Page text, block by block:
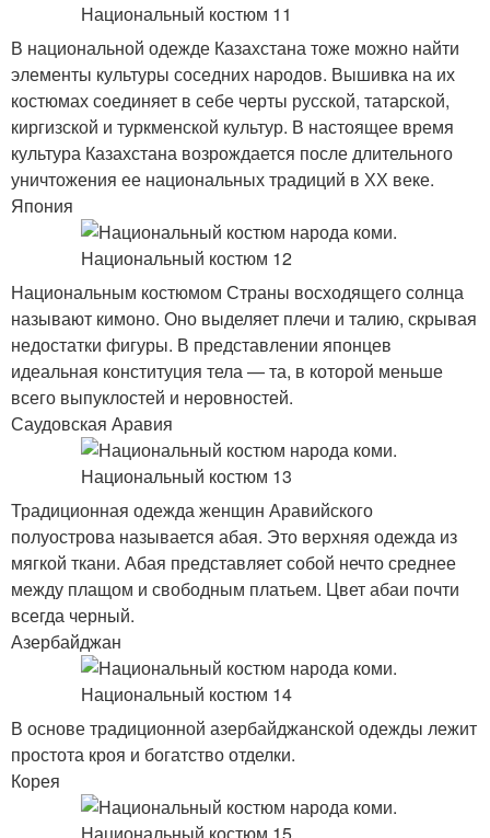
В национальной одежде Казахстана тоже можно найти
элементы культуры соседних народов. Вышивка на их
костюмах соединяет в себе черты русской, татарской,
киргизской и туркменской культур. В настоящее время
культура Казахстана возрождается после длительного
уничтожения ее национальных традиций в ХХ веке.
Япония
Национальным костюмом Страны восходящего солнца
называют кимоно. Оно выделяет плечи и талию, скрывая
недостатки фигуры. В представлении японцев
идеальная конституция тела — та, в которой меньше
всего выпуклостей и неровностей.
Саудовская Аравия
Традиционная одежда женщин Аравийского
полуострова называется абая. Это верхняя одежда из
мягкой ткани. Абая представляет собой нечто среднее
между плащом и свободным платьем. Цвет абаи почти
всегда черный.
Азербайджан
В основе традиционной азербайджанской одежды лежит
простота кроя и богатство отделки.
Корея